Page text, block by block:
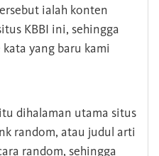
ialah konten
KBBI ini, sehingga
yang baru kami
dihalaman utama situs
random, atau judul arti
random, sehingga